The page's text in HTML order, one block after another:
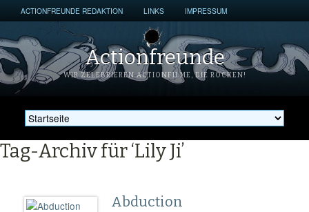
ACTIONFREUNDE REDAKTION LINKS IMPRESSUM
Actionfreunde
WIR ZELEBRIEREN ACTIONFILME, DIE ROCKEN!
Tag-Archiv für ‘Lily Ji’
Abduction